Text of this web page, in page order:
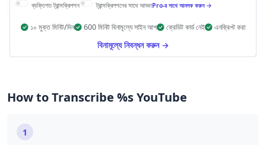
ব্যক্তিগত ট্রান্সক্রিপশন ট্রান্সক্রিপশনের সাথে আড্ডাPro-র সাথে আনলক করুন →
১০ মুক্ত মিনিট/দিন 600 মিনিট বিনামূল্যে সাইন আপ ক্রেডিট কার্ড নেই এনক্রিপ্ট করা
বিনামূল্যে নিবন্ধন করুন →
How to Transcribe %s YouTube
1